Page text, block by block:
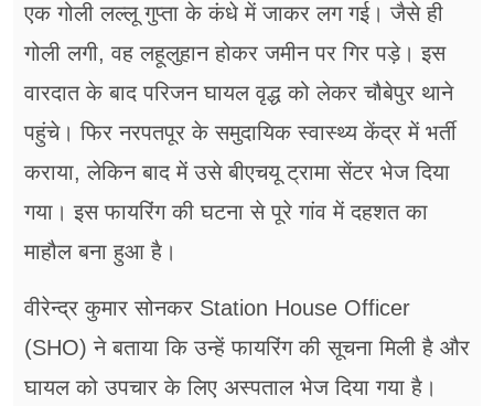
एक गोली लल्लू गुप्ता के कंधे में जाकर लग गई। जैसे ही
गोली लगी, वह लहूलुहान होकर जमीन पर गिर पड़े। इस
वारदात के बाद परिजन घायल वृद्ध को लेकर चौबेपुर थाने
पहुंचे। फिर नरपतपूर के समुदायिक स्वास्थ्य केंद्र में भर्ती
कराया, लेकिन बाद में उसे बीएचयू ट्रामा सेंटर भेज दिया
गया। इस फायरिंग की घटना से पूरे गांव में दहशत का
माहौल बना हुआ है।
वीरेन्द्र कुमार सोनकर Station House Officer
(SHO) ने बताया कि उन्हें फायरिंग की सूचना मिली है और
घायल को उपचार के लिए अस्पताल भेज दिया गया है।